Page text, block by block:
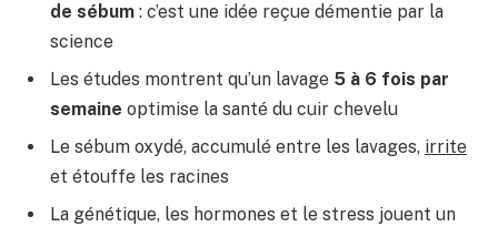
de sébum : c’est une idée reçue démentie par la
science
Les études montrent qu’un lavage 5 à 6 fois par
semaine optimise la santé du cuir chevelu
Le sébum oxydé, accumulé entre les lavages, irrite
et étouffe les racines
La génétique, les hormones et le stress jouent un